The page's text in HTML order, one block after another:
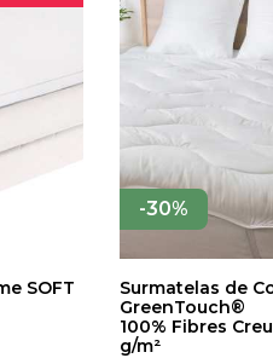
SOFT
-30%
Surmatelas de
GreenTouch®
100% Fibres
g/m²